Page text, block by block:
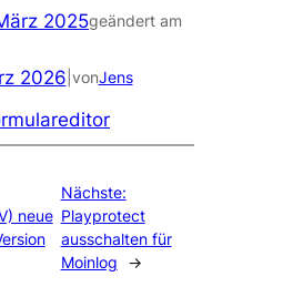
2025geändert am
2026 vonJens
neue
Nächste:
Playprotect
ausschalten für
Moinlog
→